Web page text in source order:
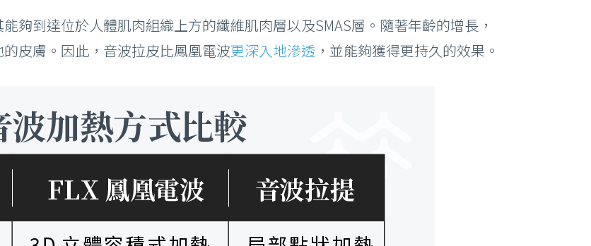
夠到達位於人體肌肉組織上方的纖維肌肉層以及SMAS層。隨著年齡的增長，
皮膚。因此，音波拉皮比鳳凰電波更深入地滲透 ，並能夠獲得更持久的效果。